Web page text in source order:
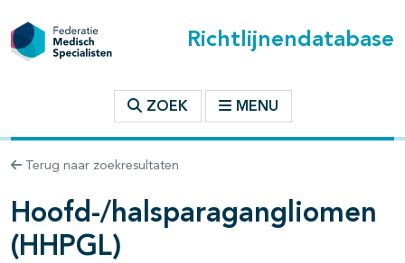
Richtlijnendatabase
ZOEK MENU
Terug naar zoekresultaten
Hoofd-/halsparagangliomen
(HHPGL)
binnen deze richtlijn